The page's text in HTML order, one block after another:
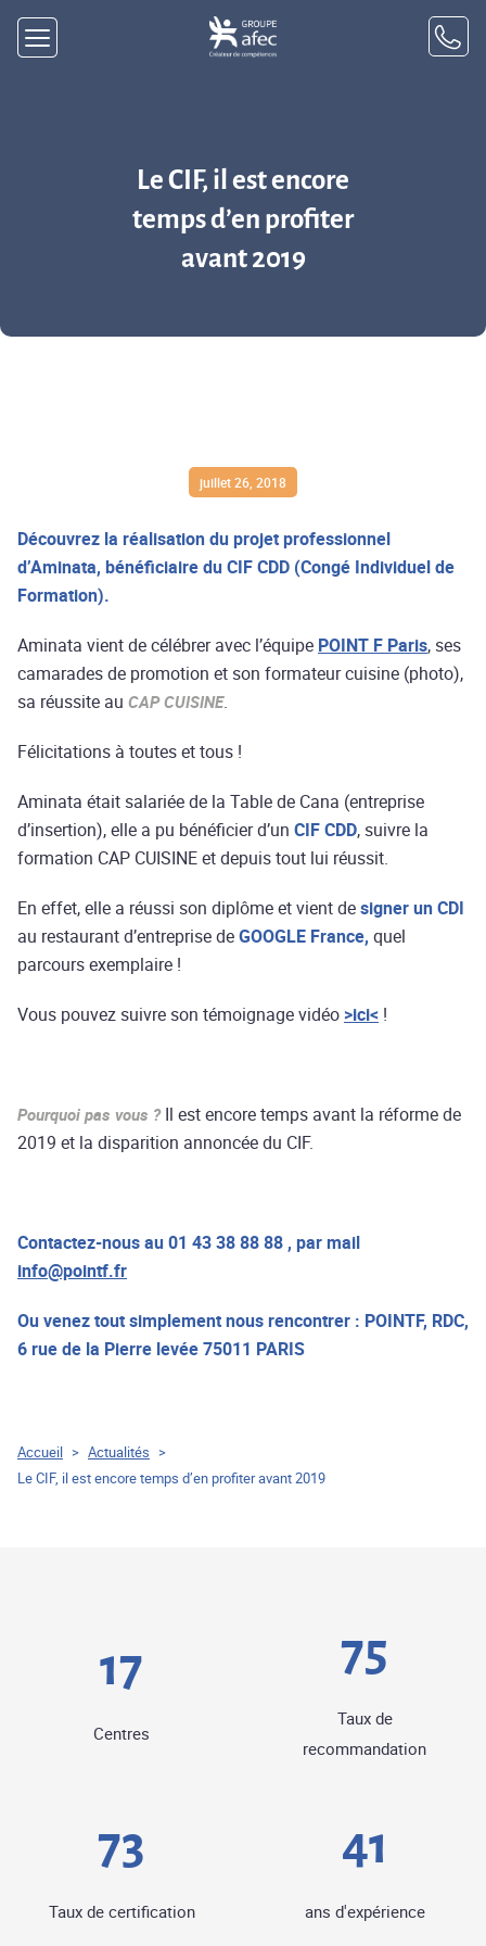
Le CIF, il est encore
temps d’en profiter
avant 2019
juillet 26, 2018
Découvrez la réalisation du projet professionnel
d’Aminata, bénéficiaire du CIF CDD (Congé Individuel de
Formation).
Aminata vient de célébrer avec l’équipe POINT F Paris, ses
camarades de promotion et son formateur cuisine (photo),
sa réussite au CAP CUISINE.
Félicitations à toutes et tous !
Aminata était salariée de la Table de Cana (entreprise
d’insertion), elle a pu bénéficier d’un CIF CDD, suivre la
formation CAP CUISINE et depuis tout lui réussit.
En effet, elle a réussi son diplôme et vient designer un CDI
au restaurant d’entreprise deGOOGLE France, quel
parcours exemplaire !
Vous pouvez suivre son témoignage vidéo >ici< !
Pourquoi pas vous ?Il est encore temps avant la réforme de
2019 et la disparition annoncée du CIF.
Contactez-nous au 01 43 38 88 88 , par mail
info@pointf.fr
Ou venez tout simplement nous rencontrer : POINTF, RDC,
6 rue de la Pierre levée 75011 PARIS
18
Centres
82
Taux de
recommandation
80
Taux de certification
45
ans d'expérience
Accueil > Actualités >
Le CIF, il est encore temps d’en profiter avant 2019